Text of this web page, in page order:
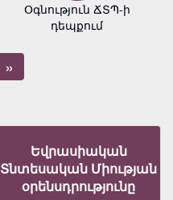
Օգնություն ՃՏՊ-ի
դեպքում
»
Եվրասիական
Տնտեսական Միության
օրենսդրությունը